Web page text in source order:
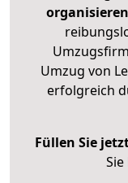
organisieren
Umzug von
erfolgreich
Füllen Sie